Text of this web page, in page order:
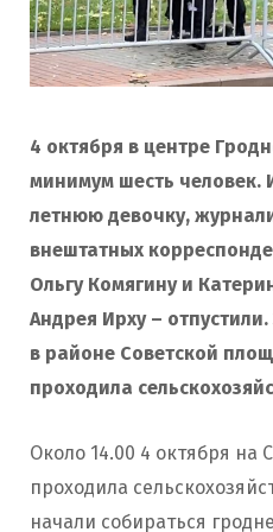
4 октября в центре
минимум шесть человек.
летнюю девочку,
внештатных
Ольгу Комягину и
Андрея Ирху –
в районе Советской
проходила
Около 14.00 4 октября на
проходила
начали собираться